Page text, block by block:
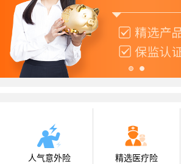
人气意外险 精选医疗险